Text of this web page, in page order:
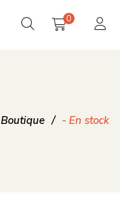
0
Boutique / - En stock